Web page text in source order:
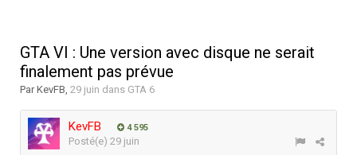
GTA VI : Une version avec disque ne serait
finalement pas prévue
ParKevFB, 29 juin dans GTA 6
KevFB 4 595
Posté(e) 29 juin